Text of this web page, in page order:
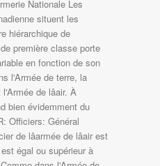
Nationale Les
situent les
hiérarchique de
de première classe porte
en fonction de son
l'Armée de terre, la
de lâair. À
bien évidemment du
Officiers: Général
de lâarmée de lâair est
égal ou supérieur à